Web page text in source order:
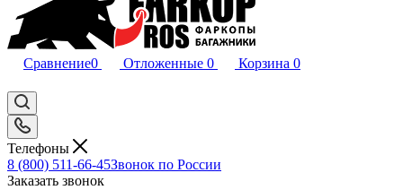
Сравнение0 Отложенные 0 Корзина 0
Телефоны
8 (800) 511-66-45Звонок по России
Заказать звонок